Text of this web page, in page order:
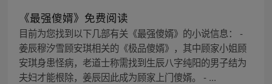
《最强傻婿》免费阅读
目前为您找到以下几部有关《最强傻婿》的小说信息： -
姜辰穆汐雪顾安琪相关的《极品傻婿》，其中顾家小姐顾
安琪身患怪病，老道士称需找到生辰八字纯阳的男子结为
夫妇才能根除，姜辰因此成为顾家上门傻婿。 - ...